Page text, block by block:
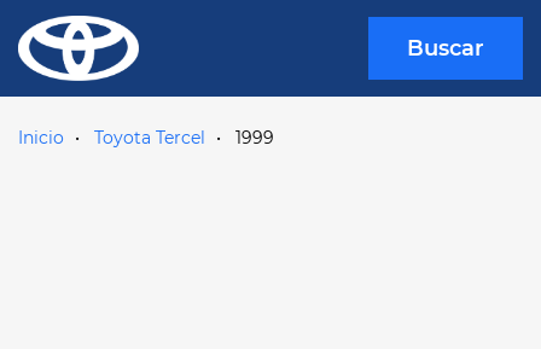
Buscar
Inicio Toyota Tercel 1999